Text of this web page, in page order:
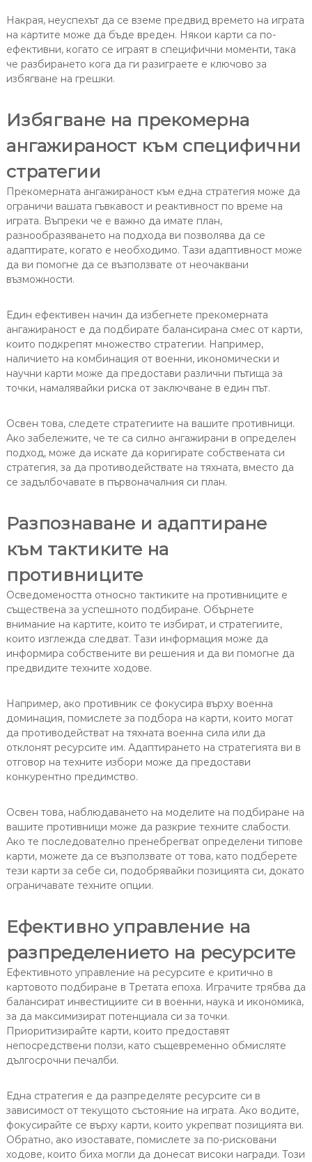
Накрая, неуспехът да се вземе предвид времето на играта
на картите може да бъде вреден. Някои карти са по-
ефективни, когато се играят в специфични моменти, така
че разбирането кога да ги разиграете е ключово за
избягване на грешки.
Избягване на прекомерна
ангажираност към специфични
стратегии
Прекомерната ангажираност към една стратегия може да
ограничи вашата гъвкавост и реактивност по време на
играта. Въпреки че е важно да имате план,
разнообразяването на подхода ви позволява да се
адаптирате, когато е необходимо. Тази адаптивност може
да ви помогне да се възползвате от неочаквани
възможности.
Един ефективен начин да избегнете прекомерната
ангажираност е да подбирате балансирана смес от карти,
които подкрепят множество стратегии. Например,
наличието на комбинация от военни, икономически и
научни карти може да предостави различни пътища за
точки, намалявайки риска от заключване в един път.
Освен това, следете стратегиите на вашите противници.
Ако забележите, че те са силно ангажирани в определен
подход, може да искате да коригирате собствената си
стратегия, за да противодействате на тяхната, вместо да
се задълбочавате в първоначалния си план.
Разпознаване и адаптиране
към тактиките на
противниците
Осведомеността относно тактиките на противниците е
съществена за успешното подбиране. Обърнете
внимание на картите, които те избират, и стратегиите,
които изглежда следват. Тази информация може да
информира собствените ви решения и да ви помогне да
предвидите техните ходове.
Например, ако противник се фокусира върху военна
доминация, помислете за подбора на карти, които могат
да противодействат на тяхната военна сила или да
отклонят ресурсите им. Адаптирането на стратегията ви в
отговор на техните избори може да предостави
конкурентно предимство.
Освен това, наблюдаването на моделите на подбиране на
вашите противници може да разкрие техните слабости.
Ако те последователно пренебрегват определени типове
карти, можете да се възползвате от това, като подберете
тези карти за себе си, подобрявайки позицията си, докато
ограничавате техните опции.
Ефективно управление на
разпределението на ресурсите
Ефективното управление на ресурсите е критично в
картовото подбиране в Третата епоха. Играчите трябва да
балансират инвестициите си в военни, наука и икономика,
за да максимизират потенциала си за точки.
Приоритизирайте карти, които предоставят
непосредствени ползи, като същевременно обмисляте
дългосрочни печалби.
Една стратегия е да разпределяте ресурсите си в
зависимост от текущото състояние на играта. Ако водите,
фокусирайте се върху карти, които укрепват позицията ви.
Обратно, ако изоставате, помислете за по-рисковани
ходове, които биха могли да донесат високи награди. Този